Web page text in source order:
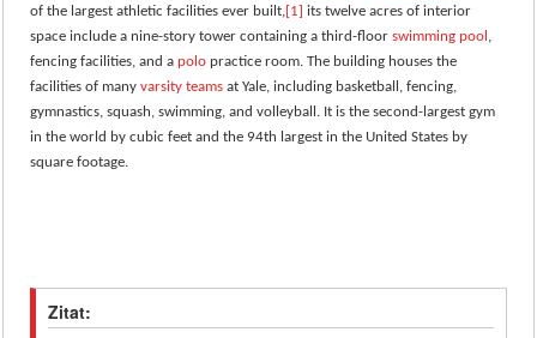
of the largest athletic facilities ever built, [1]
its twelve acres of interior
space include a nine-story tower containing a third-floorswimming pool ,
fencing facilities, and apolo practice room. The building houses the
facilities of manyvarsity teams at Yale, including basketball, fencing,
gymnastics, squash, swimming, and volleyball. It is the second-largest gym
in the world by cubic feet and the 94th largest in the United States by
square footage.
Zitat: